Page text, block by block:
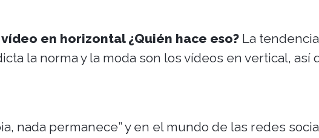
en horizontal ¿Quién hace eso? La
la norma y la moda son los vídeos en vertical, así
nada permanece” y en el mundo de las redes